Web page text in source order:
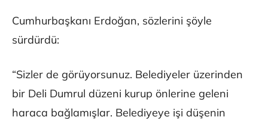
Cumhurbaşkanı Erdoğan, sözlerini şöyle
sürdürdü:
“Sizler de görüyorsunuz. Belediyeler üzerinden
bir Deli Dumrul düzeni kurup önlerine geleni
haraca bağlamışlar. Belediyeye işi düşenin